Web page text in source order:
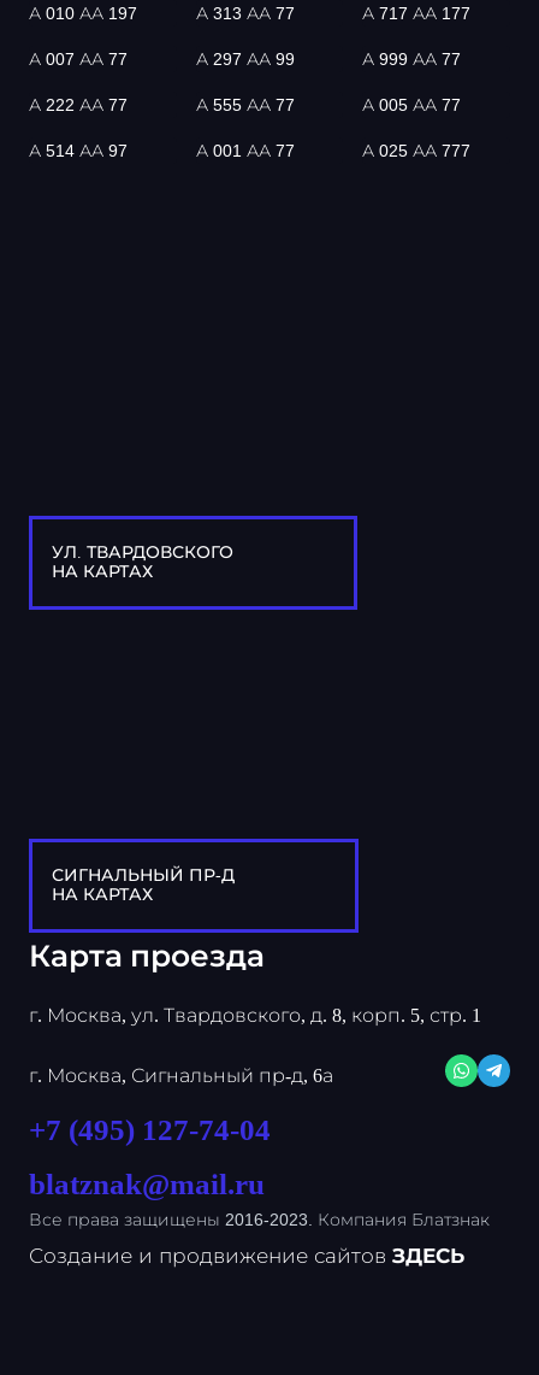
А 010 АА 197 А 313 АА 77 А 717 АА 177
А 007 АА 77 А 297 АА 99 А 999 АА 77
А 222 АА 77 А 555 АА 77 А 005 АА 77
А 514 АА 97 А 001 АА 77 А 025 АА 777
УЛ. ТВАРДОВСКОГО
НА КАРТАХ
СИГНАЛЬНЫЙ ПР-Д
НА КАРТАХ
Карта проезда
г. Москва, ул. Твардовского, д. 8, корп. 5, стр. 1
г. Москва, Сигнальный пр-д, 6а
+7 (495) 127-74-04
blatznak@mail.ru
Все права защищены 2016-2023. Компания Блатзнак
Создание и продвижение сайтов ЗДЕСЬ